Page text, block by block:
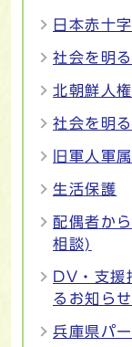
日本赤十
社会を明
北朝鮮人
社会を明
旧軍人軍
生活保護
配偶者か
相談)
DV・支援
るお知らせ
兵庫県パ